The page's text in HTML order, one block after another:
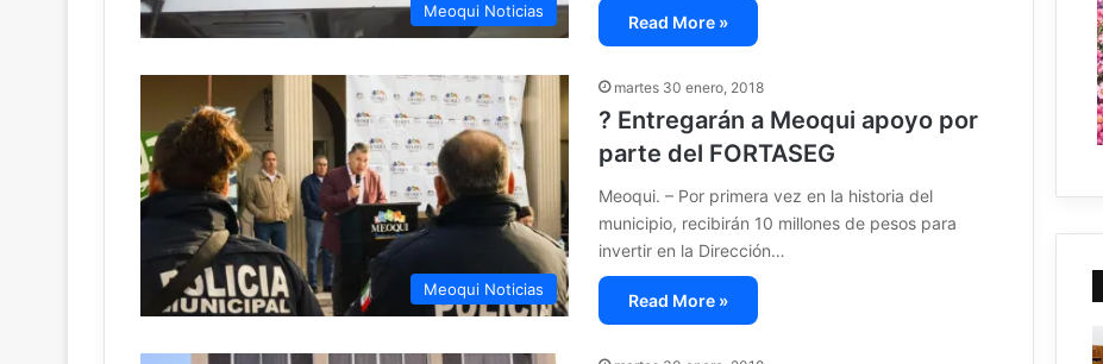
Meoqui Noticias
Read More »
Meoqui Noticias
martes 30 enero, 2018
? Entregarán a Meoqui apoyo por
parte del FORTASEG
Meoqui. – Por primera vez en la historia del
municipio, recibirán 10 millones de pesos para
invertir en la Dirección…
Read More »